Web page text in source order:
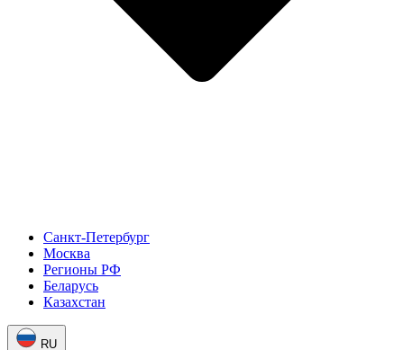
Санкт-Петербург
Москва
Регионы РФ
Беларусь
Казахстан
RU